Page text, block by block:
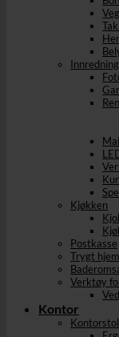
Innredning
Kjøkken
Postkasse
Trygt hjem
Verktøy
Kontor